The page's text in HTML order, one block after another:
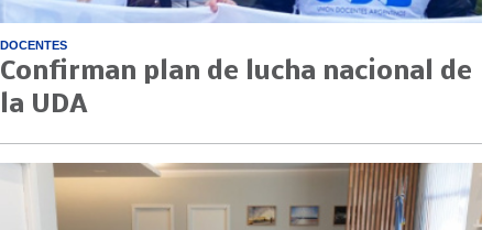
DOCENTES
Confirman plan de lucha nacional de
la UDA